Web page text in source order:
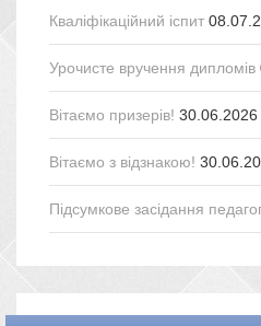
Кваліфікаційний іспит
Урочисте вручення дипломів
Вітаємо призерів! 30.06.2026
Вітаємо з відзнакою!
Підсумкове засідання